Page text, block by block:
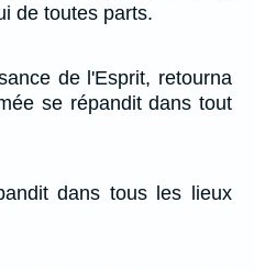
de toutes parts.
de l'Esprit, retourna
se répandit dans tout
dans tous les lieux